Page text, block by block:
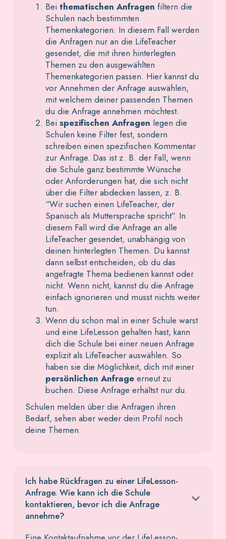
Bei thematischen Anfragen filtern die
Schulen nach bestimmten
Themenkategorien. In diesem Fall werden
die Anfragen nur an die LifeTeacher
gesendet, die mit ihren hinterlegten
Themen zu den ausgewählten
Themenkategorien passen. Hier kannst du
vor Annehmen der Anfrage auswählen,
mit welchem deiner passenden Themen
du die Anfrage annehmen möchtest.
Bei spezifischen Anfragen legen die
Schulen keine Filter fest, sondern
schreiben einen spezifischen Kommentar
zur Anfrage. Das ist z. B. der Fall, wenn
die Schule ganz bestimmte Wünsche
oder Anforderungen hat, die sich nicht
über die Filter abdecken lassen, z. B.
“Wir suchen einen LifeTeacher, der
Spanisch als Muttersprache spricht”. In
diesem Fall wird die Anfrage an alle
LifeTeacher gesendet, unabhängig von
deinen hinterlegten Themen. Du kannst
dann selbst entscheiden, ob du das
angefragte Thema bedienen kannst oder
nicht. Wenn nicht, kannst du die Anfrage
einfach ignorieren und musst nichts weiter
tun.
Wenn du schon mal in einer Schule warst
und eine LifeLesson gehalten hast, kann
dich die Schule bei einer neuen Anfrage
explizit als LifeTeacher auswählen. So
haben sie die Möglichkeit, dich mit einer
persönlichen Anfrage erneut zu
buchen. Diese Anfrage erhältst nur du.
Schulen melden über die Anfragen ihren
Bedarf, sehen aber weder dein Profil noch
deine Themen.
Ich habe Rückfragen zu einer LifeLesson-
Anfrage. Wie kann ich die Schule
kontaktieren, bevor ich die Anfrage
annehme?